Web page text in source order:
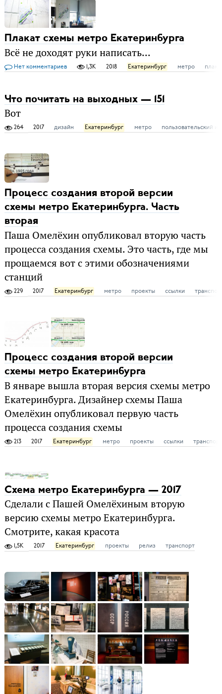
Плакат схемы метро Екатеринбурга
Всё не доходят руки написать...
Нет комментариев 1,3K 2018 Екатеринбург метро
Что почитать на выходных — 151
Вот
264 2017 дизайн Екатеринбург метро пользовательский
Процесс создания второй версии
схемы метро Екатеринбурга. Часть
вторая
Паша Омелёхин опубликовал вторую часть
процесса создания схемы. Это часть, где мы
прощаемся вот с этими обозначениями
станций
229 2017 Екатеринбург метро проекты ссылки
Процесс создания второй версии
схемы метро Екатеринбурга
В январе вышла вторая версия схемы метро
Екатеринбурга. Дизайнер схемы Паша
Омелёхин опубликовал первую часть
процесса создания схемы
213 2017 Екатеринбург метро проекты ссылки
Схема метро Екатеринбурга — 2017
Сделали с Пашей Омелёхиным вторую
версию схемы метро Екатеринбурга.
Смотрите, какая красота
1,5K 2017 Екатеринбург проекты релиз транспорт